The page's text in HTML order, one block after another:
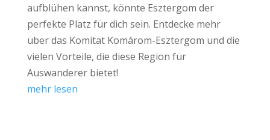
aufblühen kannst, könnte Esztergom der
perfekte Platz für dich sein. Entdecke mehr
über das Komitat Komárom-Esztergom und die
vielen Vorteile, die diese Region für
Auswanderer bietet!
mehr lesen